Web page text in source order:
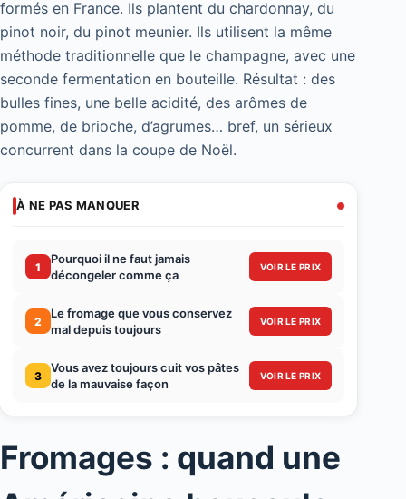
formés en France. Ils plantent du chardonnay, du
pinot noir, du pinot meunier. Ils utilisent la même
méthode traditionnelle que le champagne, avec une
seconde fermentation en bouteille. Résultat : des
bulles fines, une belle acidité, des arômes de
pomme, de brioche, d’agrumes… bref, un sérieux
concurrent dans la coupe de Noël.
À NE PAS MANQUER
1
Pourquoi il ne faut jamais
décongeler comme ça
VOIR LE PRIX
2
Le fromage que vous conservez
mal depuis toujours
VOIR LE PRIX
3
Vous avez toujours cuit vos pâtes
de la mauvaise façon
VOIR LE PRIX
Fromages : quand une